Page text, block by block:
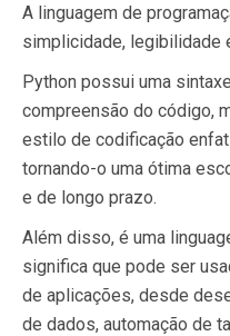
A linguagem de
simplicidade, legibilidade
Python possui uma
compreensão do código,
estilo de codificação
tornando-o uma ótima
e de longo prazo.
Além disso, é uma
significa que pode ser
de aplicações, desde
de dados, automação de